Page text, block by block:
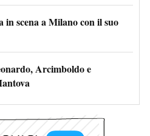
scena a Milano con il suo
Arcimboldo e